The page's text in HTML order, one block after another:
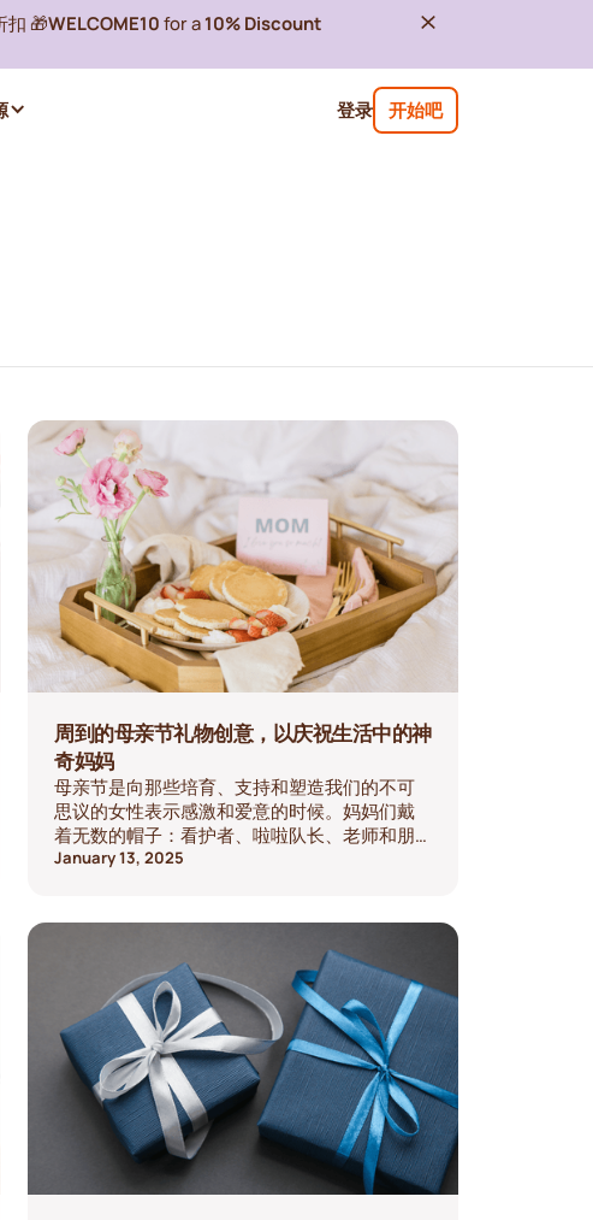
扣 🎁WELCOME10 for a10% Discount
登录 开始吧
周到的母亲节礼物创意，以庆祝生活中的神
奇妈妈
母亲节是向那些培育、支持和塑造我们的不可
思议的女性表示感激和爱意的时候。妈妈们戴
着无数的帽子：看护者、啦啦队长、老师和朋
友，仅举几例。他们值得以反映其特殊性的方
January 13, 2025